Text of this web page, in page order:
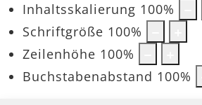
Inhaltsskalierung 100%
Schriftgröße 100%
Zeilenhöhe 100%
Buchstabenabstand 100%